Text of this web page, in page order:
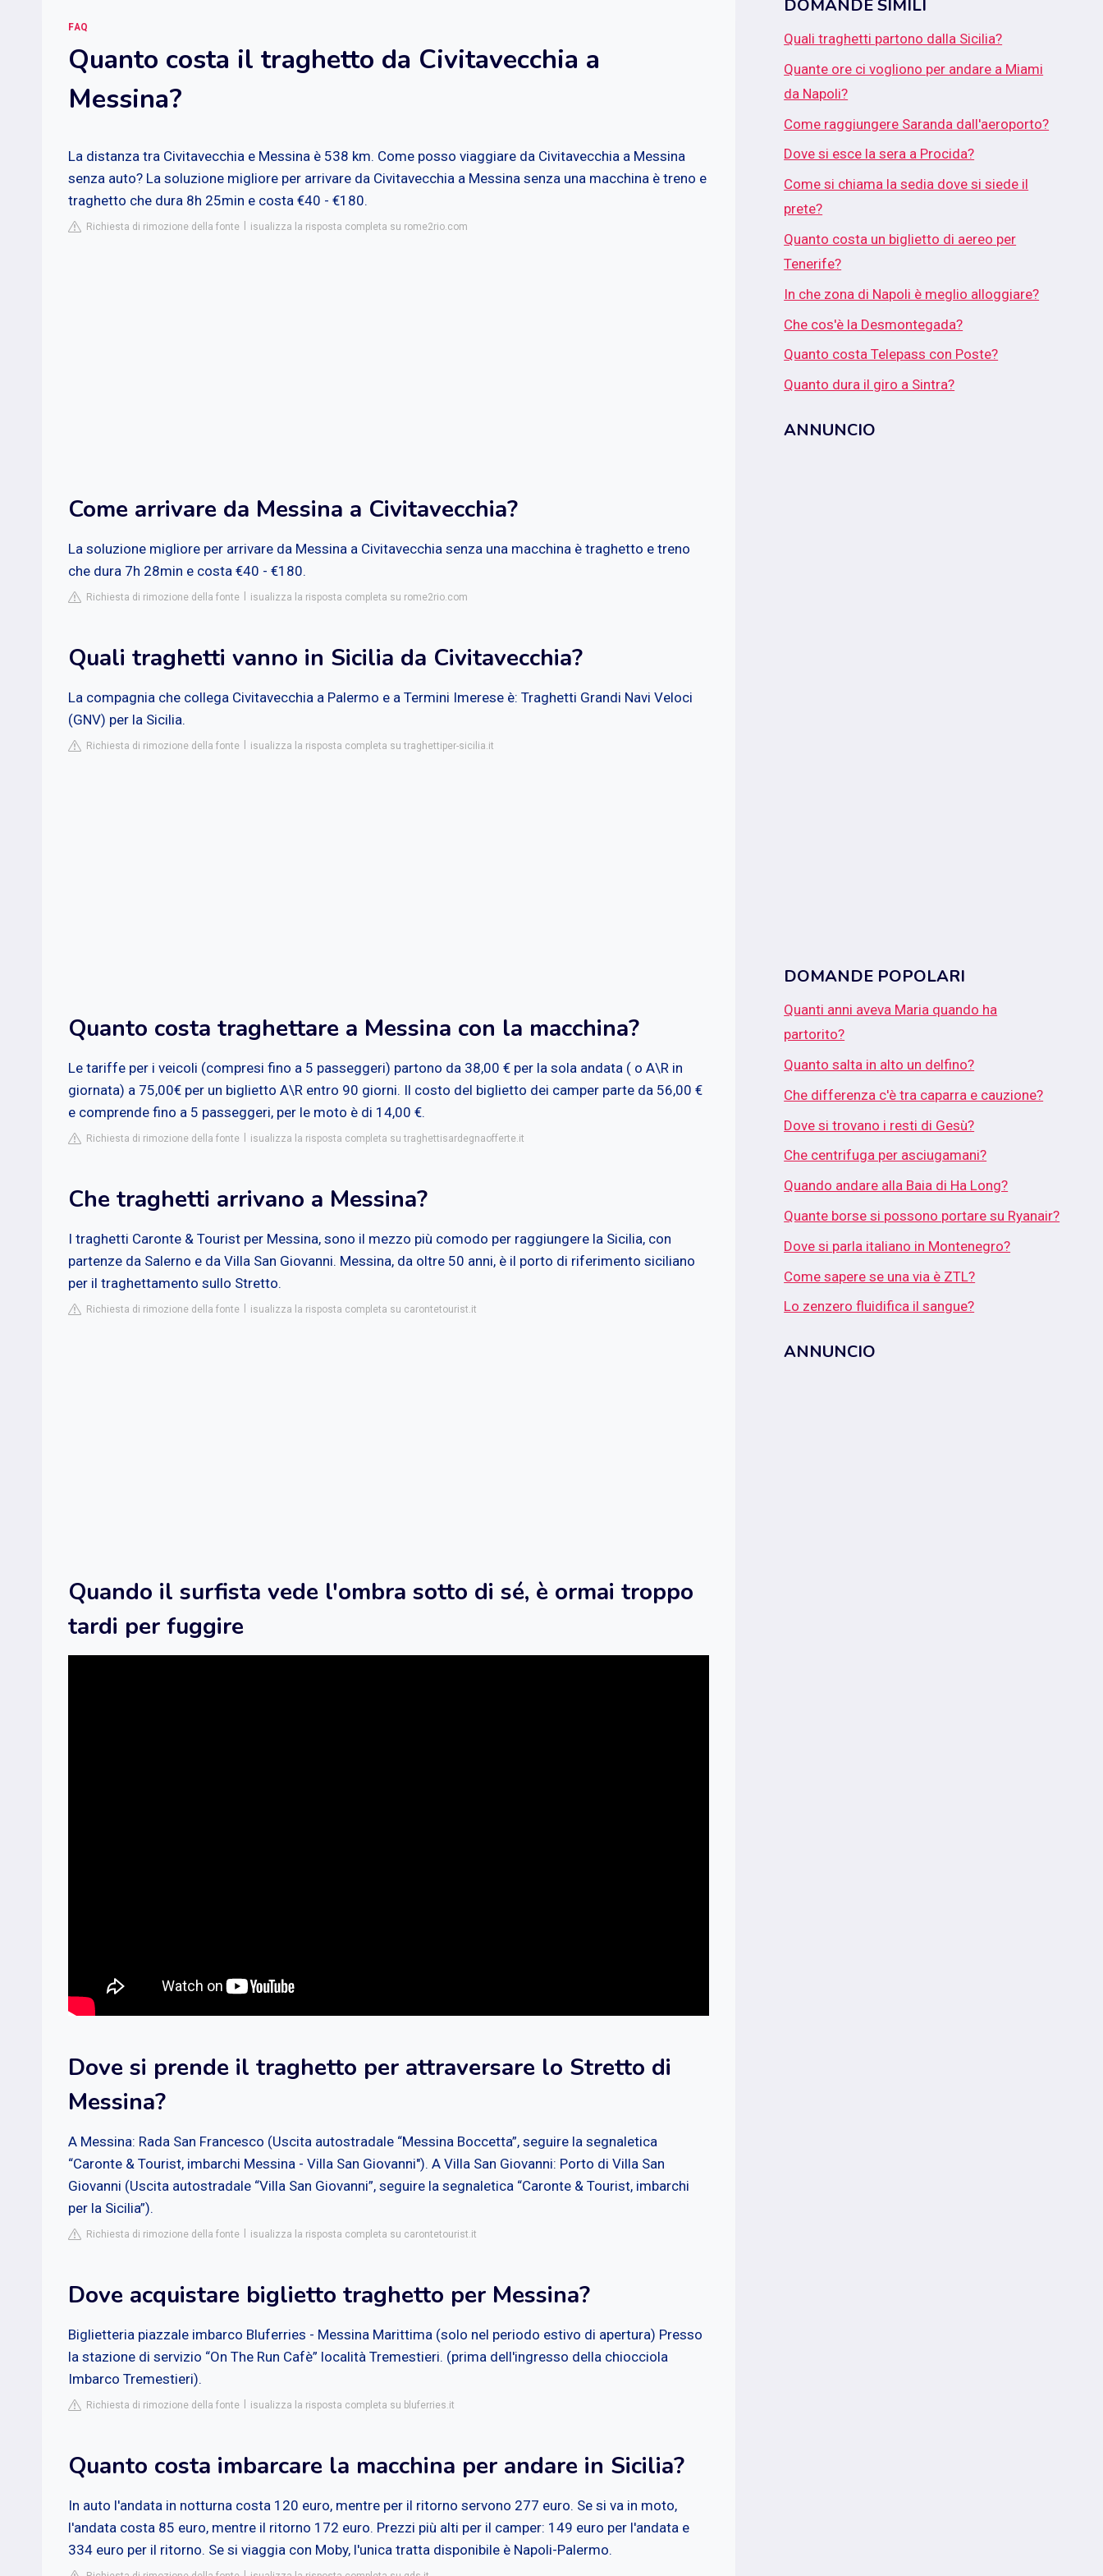
FAQ
Quanto costa il traghetto da Civitavecchia a
Messina?
La distanza tra Civitavecchia e Messina è 538 km. Come posso viaggiare da Civitavecchia a Messina
senza auto? La soluzione migliore per arrivare da Civitavecchia a Messina senza una macchina è treno e
traghetto che dura 8h 25min e costa €40 - €180.
Richiesta di rimozione della fonte isualizza la risposta completa su rome2rio.com
Come arrivare da Messina a Civitavecchia?
La soluzione migliore per arrivare da Messina a Civitavecchia senza una macchina è traghetto e treno
che dura 7h 28min e costa €40 - €180.
Richiesta di rimozione della fonte isualizza la risposta completa su rome2rio.com
Quali traghetti vanno in Sicilia da Civitavecchia?
La compagnia che collega Civitavecchia a Palermo e a Termini Imerese è: Traghetti Grandi Navi Veloci
(GNV) per la Sicilia.
Richiesta di rimozione della fonte isualizza la risposta completa su traghettiper-sicilia.it
Quanto costa traghettare a Messina con la macchina?
Le tariffe per i veicoli (compresi fino a 5 passeggeri) partono da 38,00 € per la sola andata ( o A\R in
giornata) a 75,00€ per un biglietto A\R entro 90 giorni. Il costo del biglietto dei camper parte da 56,00 €
e comprende fino a 5 passeggeri, per le moto è di 14,00 €.
Richiesta di rimozione della fonte isualizza la risposta completa su traghettisardegnaofferte.it
Che traghetti arrivano a Messina?
I traghetti Caronte & Tourist per Messina, sono il mezzo più comodo per raggiungere la Sicilia, con
partenze da Salerno e da Villa San Giovanni. Messina, da oltre 50 anni, è il porto di riferimento siciliano
per il traghettamento sullo Stretto.
Richiesta di rimozione della fonte isualizza la risposta completa su carontetourist.it
Quando il surfista vede l'ombra sotto di sé, è ormai troppo
tardi per fuggire
Dove si prende il traghetto per attraversare lo Stretto di
Messina?
A Messina: Rada San Francesco (Uscita autostradale “Messina Boccetta”, seguire la segnaletica
“Caronte & Tourist, imbarchi Messina - Villa San Giovanni"). A Villa San Giovanni: Porto di Villa San
Giovanni (Uscita autostradale “Villa San Giovanni”, seguire la segnaletica “Caronte & Tourist, imbarchi
per la Sicilia”).
Richiesta di rimozione della fonte isualizza la risposta completa su carontetourist.it
Dove acquistare biglietto traghetto per Messina?
Biglietteria piazzale imbarco Bluferries - Messina Marittima (solo nel periodo estivo di apertura) Presso
la stazione di servizio “On The Run Cafè” località Tremestieri. (prima dell'ingresso della chiocciola
Imbarco Tremestieri).
Richiesta di rimozione della fonte isualizza la risposta completa su bluferries.it
Quanto costa imbarcare la macchina per andare in Sicilia?
In auto l'andata in notturna costa 120 euro, mentre per il ritorno servono 277 euro. Se si va in moto,
l'andata costa 85 euro, mentre il ritorno 172 euro. Prezzi più alti per il camper: 149 euro per l'andata e
334 euro per il ritorno. Se si viaggia con Moby, l'unica tratta disponibile è Napoli-Palermo.
DOMANDE SIMILI
Quali traghetti partono dalla Sicilia?
Quante ore ci vogliono per andare a Miami
da Napoli?
Come raggiungere Saranda dall'aeroporto?
Dove si esce la sera a Procida?
Come si chiama la sedia dove si siede il
prete?
Quanto costa un biglietto di aereo per
Tenerife?
In che zona di Napoli è meglio alloggiare?
Che cos'è la Desmontegada?
Quanto costa Telepass con Poste?
Quanto dura il giro a Sintra?
ANNUNCIO
DOMANDE POPOLARI
Quanti anni aveva Maria quando ha
partorito?
Quanto salta in alto un delfino?
Che differenza c'è tra caparra e cauzione?
Dove si trovano i resti di Gesù?
Che centrifuga per asciugamani?
Quando andare alla Baia di Ha Long?
Quante borse si possono portare su Ryanair?
Dove si parla italiano in Montenegro?
Come sapere se una via è ZTL?
Lo zenzero fluidifica il sangue?
ANNUNCIO